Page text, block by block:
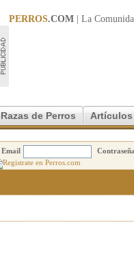
PERROS.COM | La
Razas de Perros Artículos
Email Contraseña